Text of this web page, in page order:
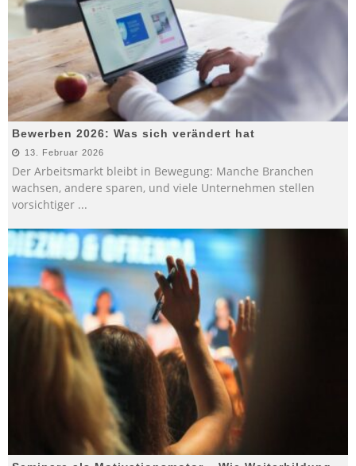
Bewerben 2026: Was sich verändert hat
13. Februar 2026
Der Arbeitsmarkt bleibt in Bewegung: Manche Branchen
wachsen, andere sparen, und viele Unternehmen stellen
vorsichtiger ...